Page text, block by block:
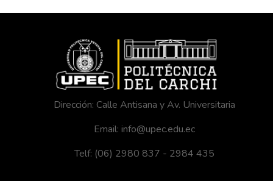
Dirección: Calle Antisana y Av. Universitaria
Email: info@upec.edu.ec
Telf: (06) 2980 837 - 2984 435